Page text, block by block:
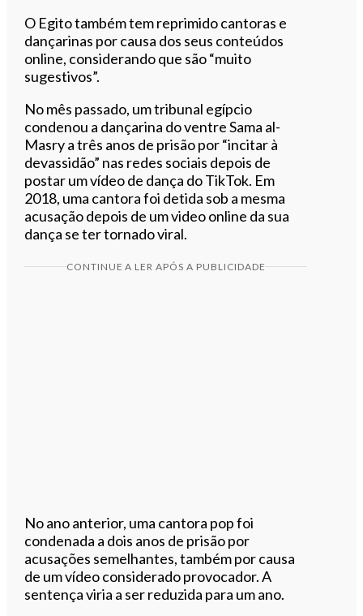
O Egito também tem reprimido cantoras e
dançarinas por causa dos seus conteúdos
online, considerando que são “muito
sugestivos”.
No mês passado, um tribunal egípcio
condenou a dançarina do ventre Sama al-
Masry a três anos de prisão por “incitar à
devassidão” nas redes sociais depois de
postar um vídeo de dança do TikTok. Em
2018, uma cantora foi detida sob a mesma
acusação depois de um video online da sua
dança se ter tornado viral.
CONTINUE A LER APÓS A PUBLICIDADE
No ano anterior, uma cantora pop foi
condenada a dois anos de prisão por
acusações semelhantes, também por causa
de um vídeo considerado provocador. A
sentença viria a ser reduzida para um ano.